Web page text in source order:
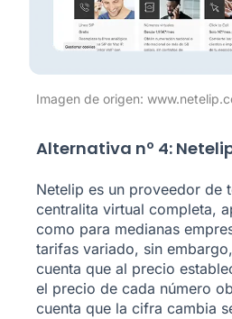
Alternativa nº 4:
Netelip es un proveedor de
centralita virtual completa,
como para medianas
tarifas variado, sin
cuenta que al precio
el precio de cada número
cuenta que la cifra cambia
Imagen de origen: